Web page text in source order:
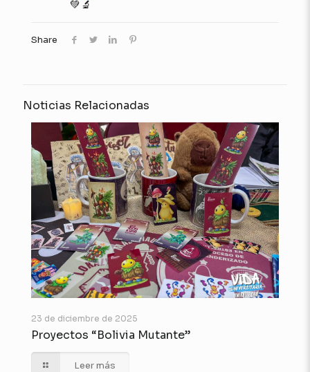
Share
Noticias Relacionadas
23 de diciembre de 2025
Proyectos “Bolivia Mutante”
Leer más